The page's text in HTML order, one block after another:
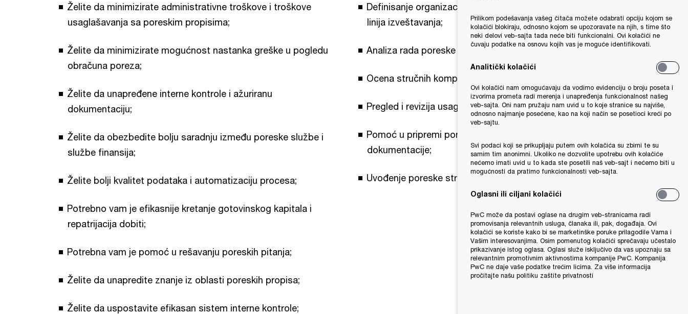
Želite da minimizirate administrativne troškove i troškove
usaglašavanja sa poreskim propisima;
Želite da minimizirate mogućnost nastanka greške u pogledu
obračuna poreza;
Želite da unapređene interne kontrole i ažuriranu
dokumentaciju;
Želite da obezbedite bolju saradnju između poreske službe i
službe finansija;
Želite bolji kvalitet podataka i automatizaciju procesa;
Potrebno vam je efikasnije kretanje gotovinskog kapitala i
repatrijacija dobiti;
Potrebna vam je pomoć u rešavanju poreskih pitanja;
Želite da unapredite znanje iz oblasti poreskih propisa;
Želite da uspostavite efikasan sistem interne kontrole;
Definisanje organizacione strukture poreske službe, funkcija i
linija izveštavanja;
Analiza rada poreske službe;
Ocena stručnih kompetencija;
Pregled i revizija usaglašenosti sa zakonskom regulativom;
Pomoć u pripremi poreskih prijava i druge relevantne
dokumentacije;
Uvođenje poreske strategije i strategije upravljanja rizicima.
Prilikom podešavanja vašeg čitača možete odabrati opciju kojom se
kolačići blokiraju, odnosno kojom se upozoravate na njih, s time što
neki delovi veb-sajta tada neće biti funkcionalni. Ovi kolačići ne
čuvaju podatke na osnovu kojih vas je moguće identifikovati.
Analitički kolačići
Ovi kolačići nam omogućavaju da vodimo evidenciju o broju poseta i
izvorima prometa radi merenja i unapređenja funkcionalnost našeg
veb-sajta. Oni nam pružaju nam uvid u to koje stranice su najviše,
odnosno najmanje posećene, kao na koji način se posetioci kreći po
veb-sajtu.
Svi podaci koji se prikupljaju putem ovih kolačića su zbirni te su
samim tim anonimni. Ukoliko ne dozvolite upotrebu ovih kolačiće
nećemo imati uvid u to kada ste posetili naš veb-sajt i nećemo biti u
mogućnosti da pratimo funkcionalnosti veb-sajta.
Oglasni ili ciljani kolačići
PwC može da postavi oglase na drugim veb-stranicama radi
promovisanja relevantnih usluga, članaka ili, pak, događaja. Ovi
kolačići se koriste kako bi se marketinške poruke prilagodile Vama i
Vašim interesovanjima. Osim pomenutog kolačići sprečavaju učestalo
prikazivanje istog oglasa. Oglasi služe isključivo da vas upoznaju sa
relevantnim promotivnim aktivnostima kompanije PwC. Kompanija
PwC ne daje vaše podatke trećim licima. Za više informacija
pročitajte našu politiku zaštite privatnosti